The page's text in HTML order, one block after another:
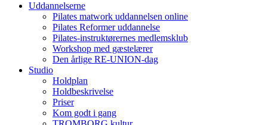
Uddannelserne
Pilates matwork uddannelsen online
Pilates Reformer uddannelse
Pilates-instruktørernes medlemsklub
Workshop med gæstelærer
Den årlige RE-UNION-dag
Studio
Holdplan
Holdbeskrivelse
Priser
Kom godt i gang